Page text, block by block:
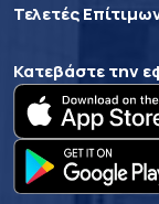
Τελετές
Κατεβάστε την